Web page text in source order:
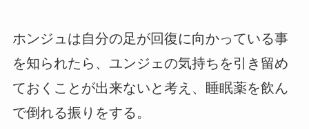
ホンジュは自分の足が回復に向かっている事
を知られたら、ユンジェの気持ちを引き留め
ておくことが出来ないと考え、睡眠薬を飲ん
で倒れる振りをする。